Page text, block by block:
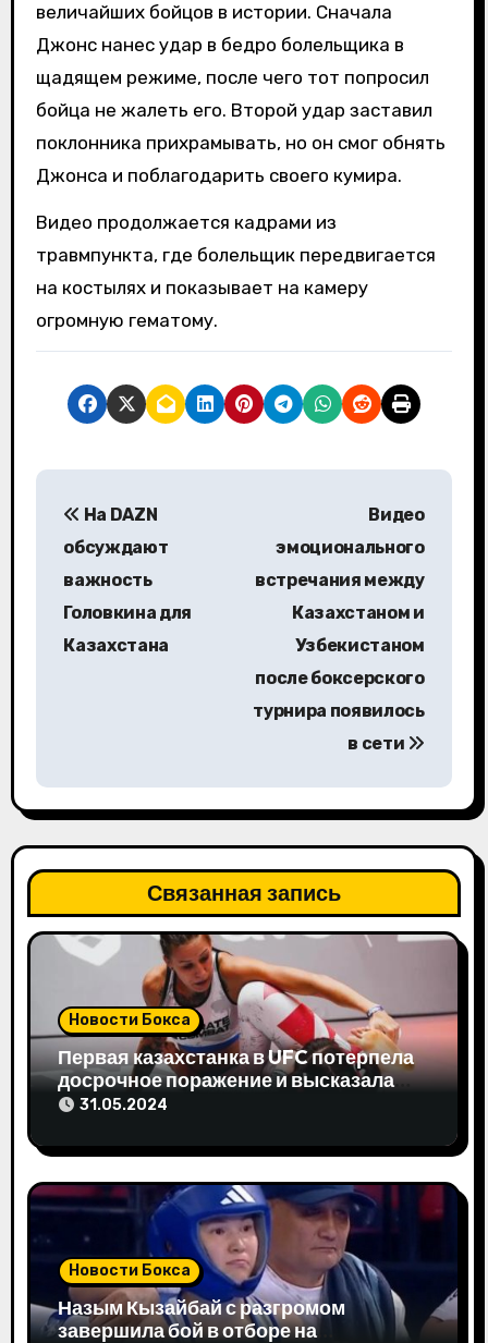
величайших бойцов в истории. Сначала
Джонс нанес удар в бедро болельщика в
щадящем режиме, после чего тот попросил
бойца не жалеть его. Второй удар заставил
поклонника прихрамывать, но он смог обнять
Джонса и поблагодарить своего кумира.
Видео продолжается кадрами из
травмпункта, где болельщик передвигается
на костылях и показывает на камеру
огромную гематому.
Н
и
я
о
а
п
с
я
м
На DAZN
обсуждают
важность
Головкина для
Казахстана
Видео
эмоционального
встречания между
Казахстаном и
Узбекистаном
после боксерского
турнира появилось
в сети
Связанная запись
Новости Бокса
Первая казахстанка в UFC потерпела
досрочное поражение и высказала
свое мнение
31.05.2024
Новости Бокса
Назым Кызайбай с разгромом
завершила бой в отборе на